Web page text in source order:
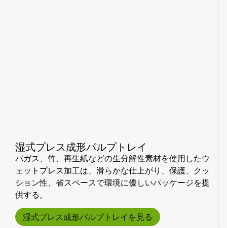
湿式プレス成形パルプトレイ
バガス、竹、再生紙などの生分解性素材を使用したウ
ェットプレス加工は、滑らかな仕上がり、保護、クッ
ション性、省スペースで環境に優しいパッケージを提
供する。
湿式プレス成形パルプトレイを見る